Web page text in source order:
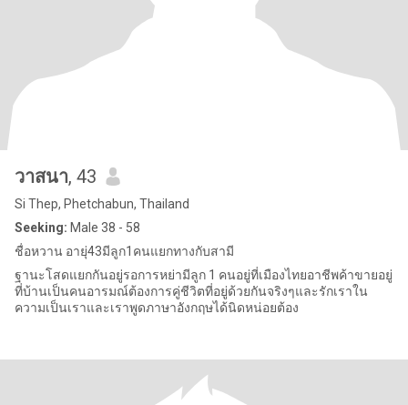
วาสนา, 43
Si Thep, Phetchabun, Thailand
Seeking: Male 38 - 58
ชื่อหวาน อายุ่43มีลูก1คนแยกทางกับสามี
ฐานะโสดแยกกันอยู่รอการหย่ามีลูก 1 คนอยู่ที่เมืองไทยอาชีพค้าขายอยู่
ที่บ้านเป็นคนอารมณ์ต้องการคู่ชีวิตที่อยู่ด้วยกันจริงๆและรักเราใน
ความเป็นเราและเราพูดภาษาอังกฤษได้นิดหน่อยต้อง